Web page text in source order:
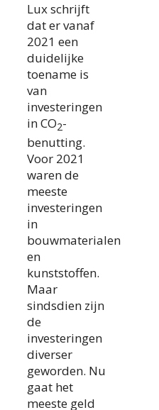
Lux schrijft
dat er vanaf
2021 een
duidelijke
toename is
van
investeringen
in CO2-
benutting.
Voor 2021
waren de
meeste
investeringen
in
bouwmaterialen
en
kunststoffen.
Maar
sindsdien zijn
de
investeringen
diverser
geworden. Nu
gaat het
meeste geld